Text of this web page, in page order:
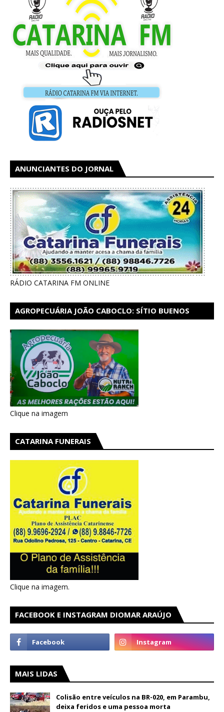
ANUNCIANTES DO JORNAL
RÁDIO CATARINA FM ONLINE
AGROPECUÁRIA JOÃO CABOCLO: SÍTIO BUENOS
Clique na imagem
CATARINA FUNERAIS
Clique na imagem.
FACEBOOK E INSTAGRAM DIOMAR ARAÚJO
MAIS LIDAS
Colisão entre veículos na BR-020, em Parambu,
deixa feridos e uma pessoa morta